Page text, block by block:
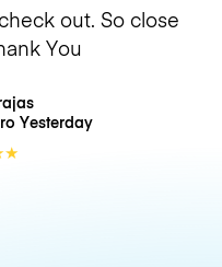
out. So close
You
Yesterday
★